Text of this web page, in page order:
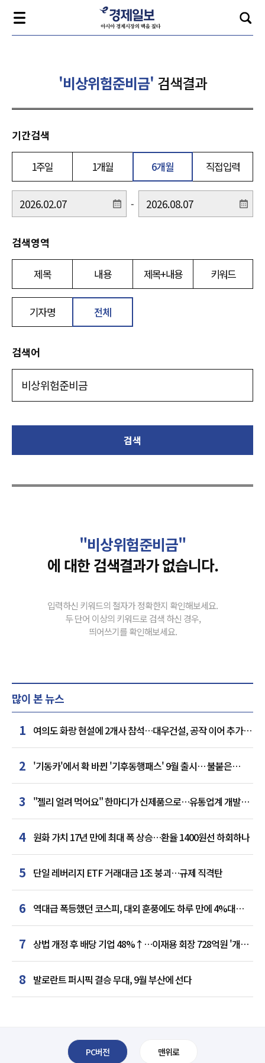
'비상위험준비금' 검색결과
기간검색
1주일 1개월 6개월 직접입력
-
검색영역
제목 내용 제목+내용 키워드
기자명 전체
검색어
검색
"비상위험준비금"
에 대한 검색결과가 없습니다.
입력하신 키워드의 철자가 정확한지 확인해보세요.
두 단어 이상의 키워드로 검색 하신 경우,
띄어쓰기를 확인해보세요.
많이 본 뉴스
1 여의도 화랑 현설에 2개사 참석…대우건설, 공작 이어 추가
거점 확보하나
2 '기동카'에서 확 바뀐 '기후동행패스' 9월 출시… 불붙은
카드사 경쟁
3
"젤리 얼려 먹어요" 한마디가 신제품으로…유통업계 개발실
된 SNS
4 원화 가치 17년 만에 최대 폭 상승…환율 1400원선 하회하나
5 단일 레버리지 ETF 거래대금 1조 붕괴…규제 직격탄
6 역대급 폭등했던 코스피, 대외 훈풍에도 하루 만에 4%대
급락
7 상법 개정 후 배당 기업 48%↑…이재용 회장 728억원 '개인
최다'
8 발로란트 퍼시픽 결승 무대, 9월 부산에 선다
PC버전 맨위로